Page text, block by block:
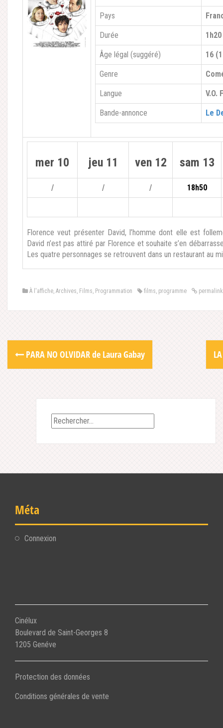
Pays
Durée 1h20
Âge légal (suggéré) 16
Genre
Langue V.O.
Bande-annonce Le
mer 10 jeu 11 ven 12 sam 13
/ / / 18h50
Florence veut présenter David, l’homme dont elle est
David n’est pas attiré par Florence et souhaite s’en
Les quatre personnages se retrouvent dans un restaurant au
À l'affiche, Archives, Films, Programmation films, programme permalink
Post
navigation
PARA NO OLVIDAR de Laura Gabay
Rechercher :
Méta
Connexion
Cinélux
Boulevard de Saint-Georges 8
1205 Genéve
Protection des données
Conditions générales de vente